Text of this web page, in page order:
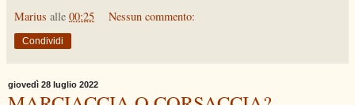
Marius alle 00:25 Nessun commento:
Condividi
giovedì 28 luglio 2022